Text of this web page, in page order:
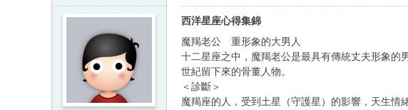
西洋星座心得集錦
魔羯老公 重形象的大男人
十二星座之中，魔羯老公是最具有傳統丈夫形象的
世紀留下來的骨董人物。
＜診斷＞
魔羯座的人，受到土星（守護星）的影響，天生情